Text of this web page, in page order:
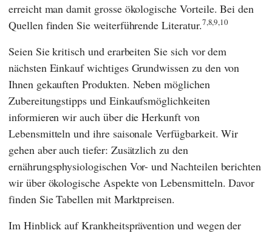
erreicht man damit grosse ökologische Vorteile. Bei den
Quellen finden Sie weiterführende Literatur.7,8,9,10
Seien Sie kritisch und erarbeiten Sie sich vor dem
nächsten Einkauf wichtiges Grundwissen zu den von
Ihnen gekauften Produkten. Neben möglichen
Zubereitungstipps und Einkaufsmöglichkeiten
informieren wir auch über die Herkunft von
Lebensmitteln und ihre saisonale Verfügbarkeit. Wir
gehen aber auch tiefer: Zusätzlich zu den
ernährungsphysiologischen Vor- und Nachteilen berichten
wir über ökologische Aspekte von Lebensmitteln. Davor
finden Sie Tabellen mit Marktpreisen.
Im Hinblick auf Krankheitsprävention und wegen der